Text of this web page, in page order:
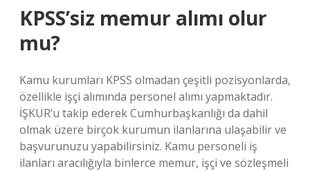
KPSS’siz memur alımı olur
mu?
Kamu kurumları KPSS olmadan çeşitli pozisyonlarda,
özellikle işçi alımında personel alımı yapmaktadır.
İŞKUR’u takip ederek Cumhurbaşkanlığı da dahil
olmak üzere birçok kurumun ilanlarına ulaşabilir ve
başvurunuzu yapabilirsiniz. Kamu personeli iş
ilanları aracılığıyla binlerce memur, işçi ve sözleşmeli